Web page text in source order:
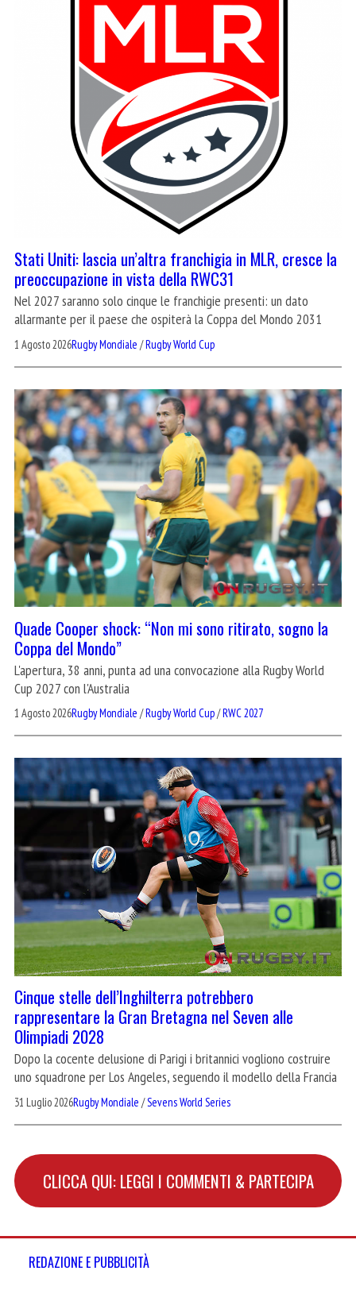
Stati Uniti: lascia un’altra franchigia in MLR, cresce la
preoccupazione in vista della RWC31
Nel 2027 saranno solo cinque le franchigie presenti: un dato
allarmante per il paese che ospiterà la Coppa del Mondo 2031
1 Agosto 2026Rugby Mondiale /Rugby World Cup
Quade Cooper shock: “Non mi sono ritirato, sogno la
Coppa del Mondo”
L'apertura, 38 anni, punta ad una convocazione alla Rugby World
Cup 2027 con l'Australia
1 Agosto 2026Rugby Mondiale /Rugby World Cup/RWC 2027
Cinque stelle dell’Inghilterra potrebbero
rappresentare la Gran Bretagna nel Seven alle
Olimpiadi 2028
Dopo la cocente delusione di Parigi i britannici vogliono costruire
uno squadrone per Los Angeles, seguendo il modello della Francia
31 Luglio 2026Rugby Mondiale /Sevens World Series
CLICCA QUI: LEGGI I COMMENTI & PARTECIPA
REDAZIONE E PUBBLICITÀ